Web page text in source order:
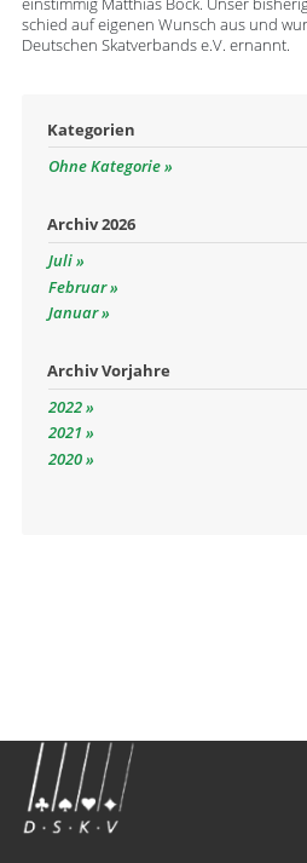
einstimmig Matthias Bock. Unser
schied auf eigenen Wunsch aus und
Deutschen Skatverbands e.V. ernannt.
Kategorien
Ohne Kategorie
Archiv 2026
Juli
Februar
Januar
Archiv Vorjahre
2022
2021
2020